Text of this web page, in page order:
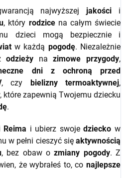
najwyższejjakości i
, który rodzicena całym świecie
dzieci mogą bezpiecznie i
w każdą pogodę. Niezależnie
odzieży nazimowe przygody,
dni z ochroną przed
, czy bielizny termoaktywnej,
które zapewnią Twojemu dziecku
.
Reima i ubierz swojedziecko w
w pełni cieszyć się aktywnością
, bez obaw ozmiany pogody. Z
że wybrałeś to, co najlepsze